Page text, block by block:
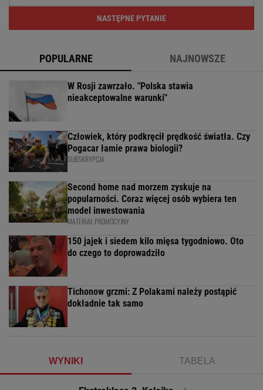
NASTĘPNE PYTANIE
POPULARNE NAJNOWSZE
W Rosji zawrzało. "Polska stawia
nieakceptowalne warunki"
Człowiek, który podkręcił prędkość światła. Czy
Pogacar łamie prawa biologii?
SUBSKRYPCJA
Second home nad morzem zyskuje na
popularności. Coraz więcej osób wybiera ten
model inwestowania
MATERIAŁ PROMOCYJNY
150 jajek i siedem kilo mięsa tygodniowo. Oto
do czego to doprowadziło
Tichonow grzmi: Z Polakami należy postąpić
dokładnie tak samo
WYNIKI TABELA